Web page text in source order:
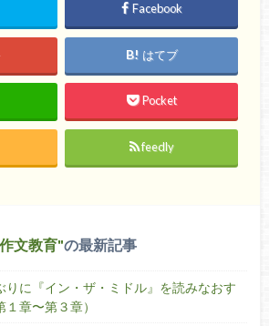
Facebook
はてブ
Pocket
feedly
作文教育 の最新記事
りに『イン・ザ・ミドル』を読みなおす
章〜第３章）